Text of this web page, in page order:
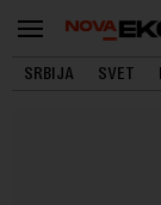
SRBIJA SVET